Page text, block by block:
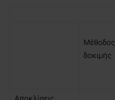
Μέθοδος
δοκιµής